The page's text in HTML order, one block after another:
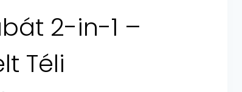
2-in-1 –
Téli